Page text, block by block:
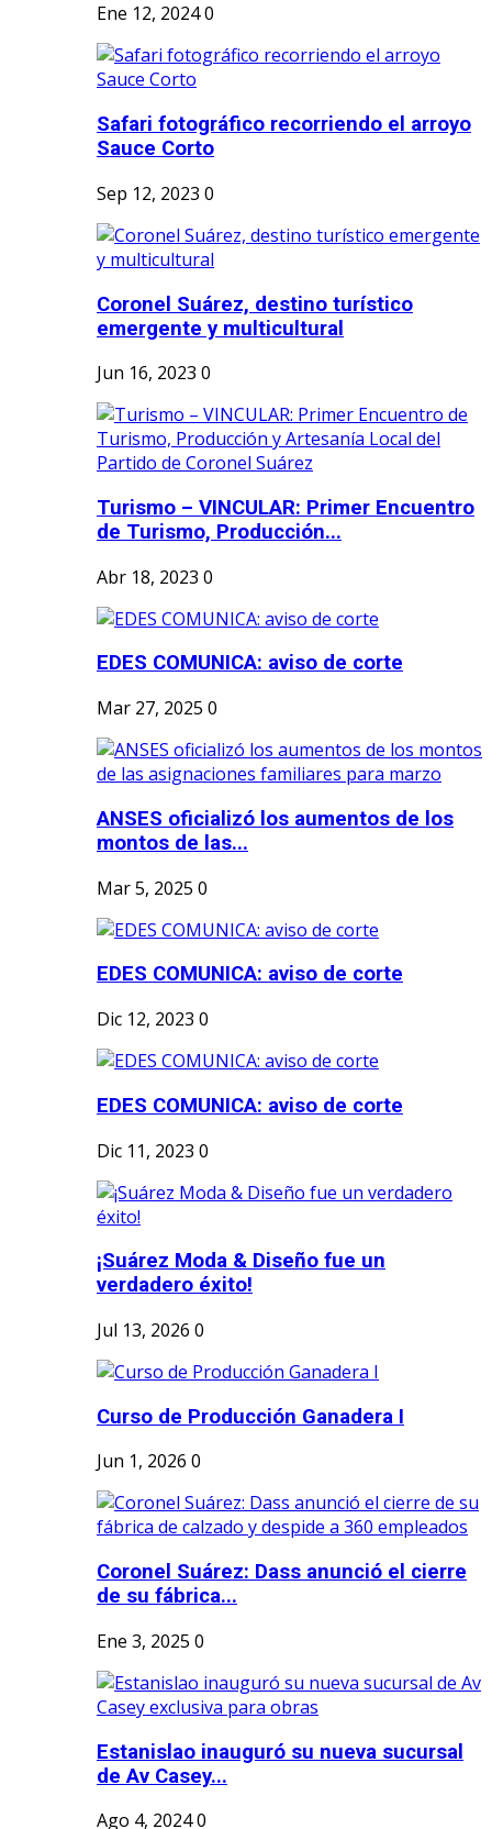
Ene 12, 20240
Safari fotográfico recorriendo el arroyo
Sauce Corto
Sep 12, 2023 0
Coronel Suárez, destino turístico
emergente y multicultural
Jun 16, 2023 0
Turismo – VINCULAR: Primer Encuentro
de Turismo, Producción...
Abr 18, 2023 0
EDES COMUNICA: aviso de corte
Mar 27, 2025 0
ANSES oficializó los aumentos de los
montos de las...
Mar 5, 2025 0
EDES COMUNICA: aviso de corte
Dic 12, 2023 0
EDES COMUNICA: aviso de corte
Dic 11, 2023 0
¡Suárez Moda & Diseño fue un
verdadero éxito!
Jul 13, 2026 0
Curso de Producción Ganadera I
Jun 1, 2026 0
Coronel Suárez: Dass anunció el cierre
de su fábrica...
Ene 3, 2025 0
Estanislao inauguró su nueva sucursal
de Av Casey...
Ago 4, 20240